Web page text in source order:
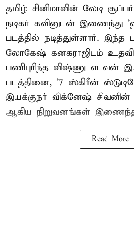
தமிழ் சினிமாவின் லேடி
நடிகர் கவினுடன் இணைந்து
படத்தில் நடித்துள்ளார். இந்த
லோகேஷ் கனகராஜிடம் உதவி
பணிபுரிந்த விஷ்ணு எடவன்
படத்தினை, '7 ஸ்கிரீன்
இயக்குநர் விக்னேஷ்
ஆகிய நிறுவனங்கள்
Read More